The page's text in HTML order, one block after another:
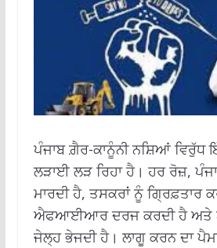
ਪੰਜਾਬ ਗ਼ੈਰ-ਕਾਨੂੰਨੀ ਨਸ਼ਿਆਂ ਵਿਰੁੱਧ
ਲੜਾਈ ਲੜ ਰਿਹਾ ਹੈ। ਹਰ ਰੋਜ਼,
ਮਾਰਦੀ ਹੈ, ਤਸਕਰਾਂ ਨੂੰ ਗ੍ਰਿਫ਼ਤਾਰ
ਐਫਆਈਆਰ ਦਰਜ ਕਰਦੀ ਹੈ ਅਤੇ
ਜੇਲ੍ਹ ਭੇਜਦੀ ਹੈ। ਲਾਗੂ ਕਰਨ ਦਾ